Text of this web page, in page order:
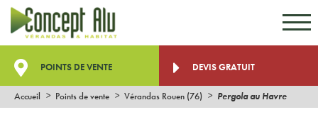
POINTS DE VENTE DEVIS GRATUIT
Accueil Points de vente Vérandas Rouen (76) Pergola au Havre